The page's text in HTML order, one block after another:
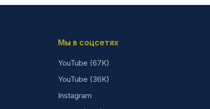
Мы в соцсетях
YouTube (67K)
YouTube (36K)
Instagram